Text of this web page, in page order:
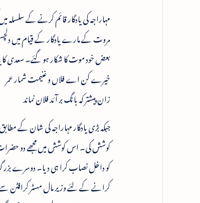
مہاراجہ کی یادگار قائم کرنے کے
مروت کے مارے یادگار کے قیام میں
بعض خود موت کا شکار ہو گئے۔ سعدی
خیرے کن اے فلاں و غنیمت شمار عمر
زان پیشتر کہ بانگ بر آئد فلان نماند
جبکہ بڑی یادگار مہاراجہ کی شان کے
کوشش کی۔ اس کوشش میں مجھے دو
کو داخل نصاب کرا ہی دیا۔ دوسرے
کرانے کے لئے وزیر مال مسٹر کرافٹن سے